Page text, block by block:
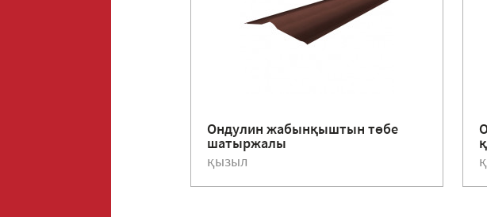
Ондулин жабынқыштын төбе
шатыржалы
қызыл